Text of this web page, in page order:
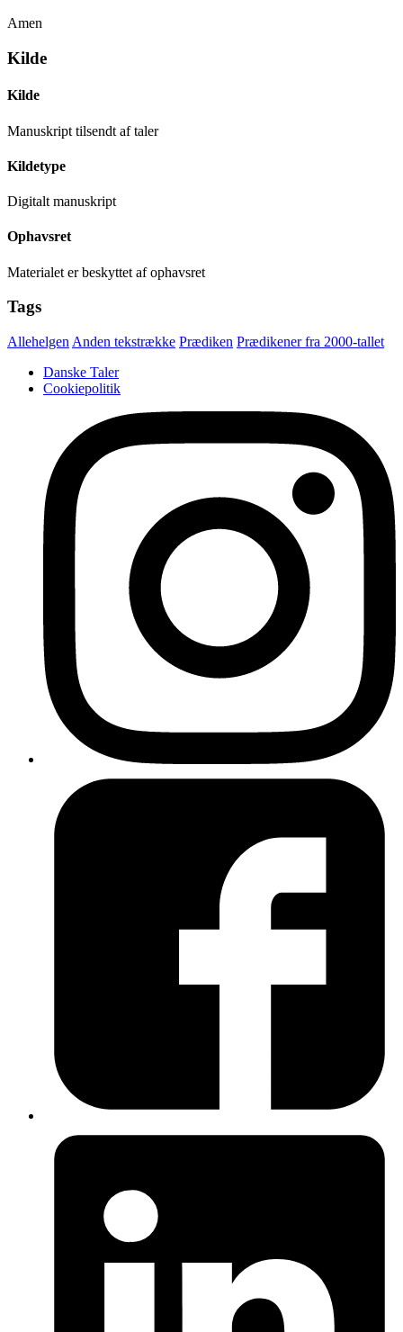
Amen
Kilde
Kilde
Manuskript tilsendt af taler
Kildetype
Digitalt manuskript
Ophavsret
Materialet er beskyttet af ophavsret
Tags
Allehelgen Anden tekstrække Prædiken Prædikener fra 2000-tallet
Danske Taler
Cookiepolitik